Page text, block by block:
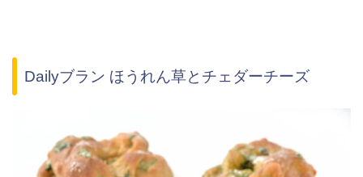
Dailyブラン ほうれん草とチェダーチーズ